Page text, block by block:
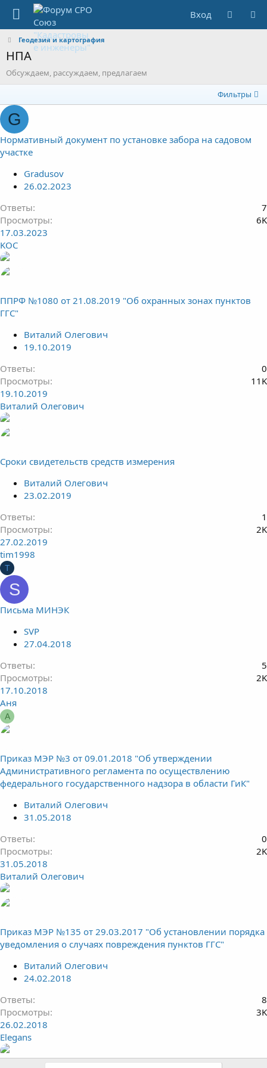
Вход
Геодезия и картография
НПА
Обсуждаем, рассуждаем, предлагаем
Фильтры
G
Нормативный документ по установке забора на садовом
участке
Gradusov
26.02.2023
Ответы
7
Просмотры
6K
17.03.2023
KOC
ППРФ №1080 от 21.08.2019 "Об охранных зонах пунктов
ГГС"
Виталий Олегович
19.10.2019
Ответы
0
Просмотры
11K
19.10.2019
Виталий Олегович
Сроки свидетельств средств измерения
Виталий Олегович
23.02.2019
Ответы
1
Просмотры
2K
27.02.2019
tim1998
T
S
Письма МИНЭК
SVP
27.04.2018
Ответы
5
Просмотры
2K
17.10.2018
Аня
А
Приказ МЭР №3 от 09.01.2018 "Об утверждении
Административного регламента по осуществлению
федерального государственного надзора в области ГиК"
Виталий Олегович
31.05.2018
Ответы
0
Просмотры
2K
31.05.2018
Виталий Олегович
Приказ МЭР №135 от 29.03.2017 "Об установлении порядка
уведомления о случаях повреждения пунктов ГГС"
Виталий Олегович
24.02.2018
Ответы
8
Просмотры
3K
26.02.2018
Elegans